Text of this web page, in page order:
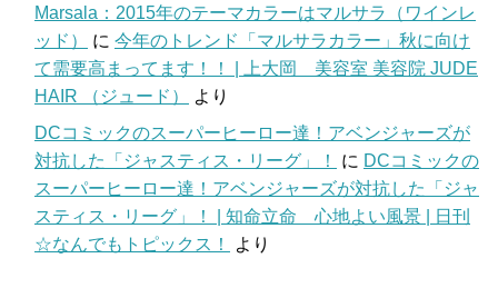
Marsala：2015年のテーマカラーはマルサラ（ワインレ
ッド）
に 今年のトレンド「マルサラカラー」秋に向け
て需要高まってます！！ | 上大岡 美容室 美容院 JUDE
HAIR （ジュード）
より
DCコミックのスーパーヒーロー達！アベンジャーズが
対抗した「ジャスティス・リーグ」！
に DCコミックの
スーパーヒーロー達！アベンジャーズが対抗した「ジャ
スティス・リーグ」！ | 知命立命 心地よい風景 | 日刊
☆なんでもトピックス！
より